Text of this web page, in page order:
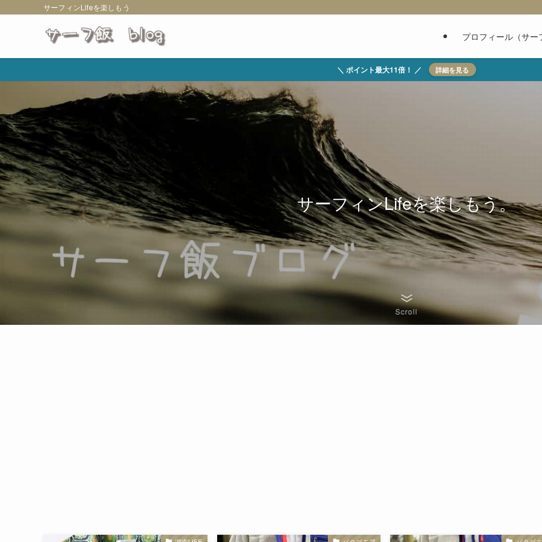
サーフィンLifeを楽しもう
プロフィール（サー
＼ ポイント最大11倍！ ／ 詳細を見る
サーフィンLifeを楽しもう。
Scroll